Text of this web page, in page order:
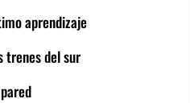
aprendizaje
trenes del sur